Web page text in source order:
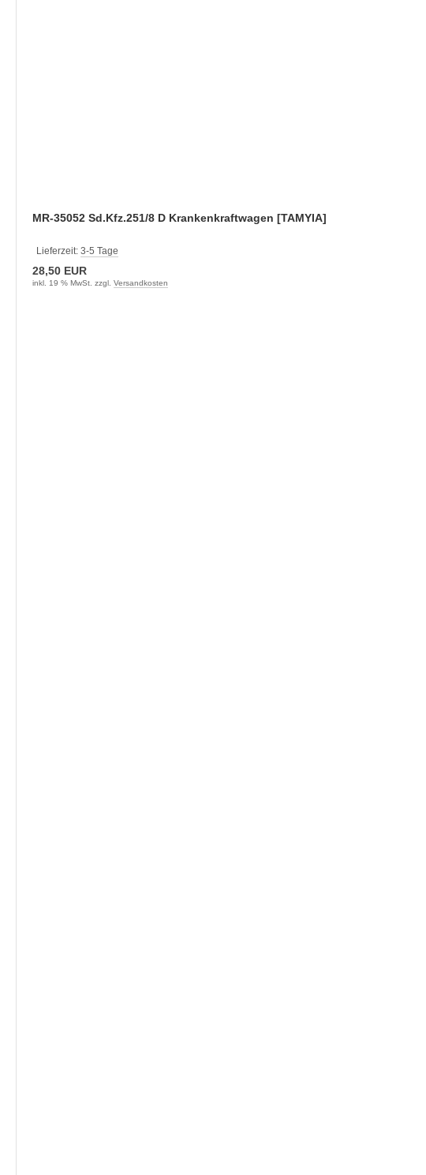
MR-35052 Sd.Kfz.251/8 D Krankenkraftwagen [TAMYIA]
Lieferzeit: 3-5 Tage
28,50 EUR
inkl. 19 % MwSt. zzgl. Versandkosten